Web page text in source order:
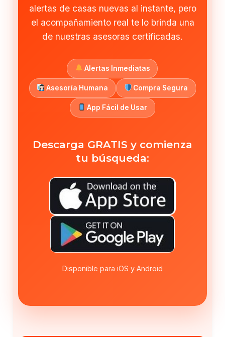
alertas de casas nuevas al instante, pero
el acompañamiento real te lo brinda una
de nuestras asesoras certificadas.
Alertas Inmediatas
Asesoría Humana Compra Segura
App Fácil de Usar
Descarga GRATIS y comienza
tu búsqueda:
Disponible para iOS y Android